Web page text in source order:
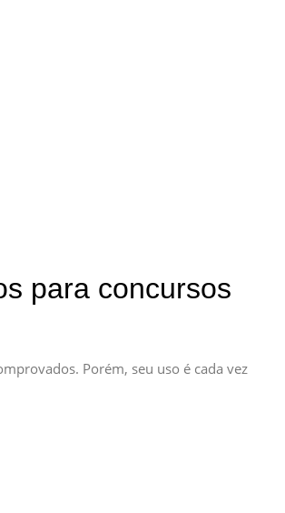
para concursos
Porém, seu uso é cada vez